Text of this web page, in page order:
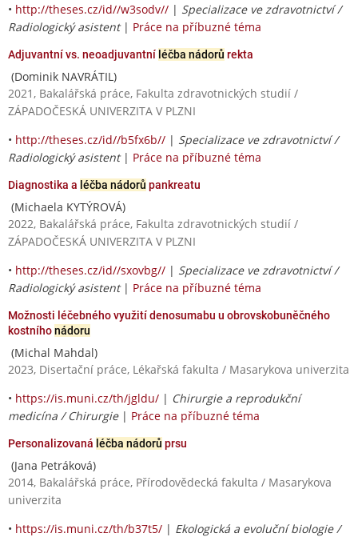
• http://theses.cz/id//w3sodv// | Specializace ve zdravotnictví /
Radiologický asistent| Práce na příbuzné téma
Adjuvantní vs. neoadjuvantní léčba nádorů rekta
(Dominik NAVRÁTIL)
2021, Bakalářská práce, Fakulta zdravotnických studií /
ZÁPADOČESKÁ UNIVERZITA V PLZNI
• http://theses.cz/id//b5fx6b// | Specializace ve zdravotnictví /
Radiologický asistent| Práce na příbuzné téma
Diagnostika a léčba nádorů pankreatu
(Michaela KYTÝROVÁ)
2022, Bakalářská práce, Fakulta zdravotnických studií /
ZÁPADOČESKÁ UNIVERZITA V PLZNI
• http://theses.cz/id//sxovbg// | Specializace ve zdravotnictví /
Radiologický asistent| Práce na příbuzné téma
Možnosti léčebného využití denosumabu u obrovskobuněčného
kostníhonádoru
(Michal Mahdal)
2023, Disertační práce, Lékařská fakulta / Masarykova univerzita
• https://is.muni.cz/th/jgldu/ | Chirurgie a reprodukční
medicína / Chirurgie| Práce na příbuzné téma
Personalizovaná léčba nádorů prsu
(Jana Petráková)
2014, Bakalářská práce, Přírodovědecká fakulta / Masarykova
univerzita
• https://is.muni.cz/th/b37t5/ | Ekologická a evoluční biologie /